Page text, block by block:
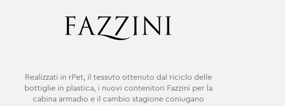
Realizzati in rPet, il tessuto ottenuto dal riciclo delle
bottiglie in plastica, i nuovi contenitori Fazzini per la
cabina armadio e il cambio stagione coniugano